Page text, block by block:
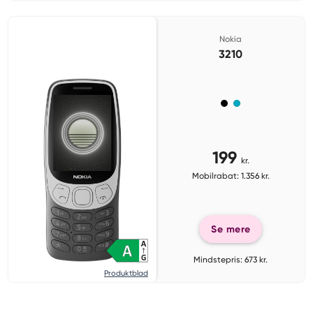
Produktblad
Nokia
3210
199 kr.
Mobilrabat: 1.356 kr.
Se mere
Mindstepris: 673 kr.